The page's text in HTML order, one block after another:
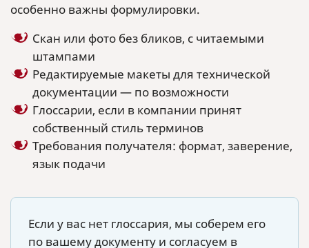
особенно важны формулировки.
Скан или фото без бликов, с читаемыми
штампами
Редактируемые макеты для технической
документации — по возможности
Глоссарии, если в компании принят
собственный стиль терминов
Требования получателя: формат, заверение,
язык подачи
Если у вас нет глоссария, мы соберем его
по вашему документу и согласуем в